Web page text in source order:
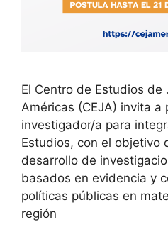
El Centro de Estudios de
Américas (CEJA) invita a
investigador/a para
Estudios, con el objetivo
desarrollo de
basados en evidencia y
políticas públicas en
región